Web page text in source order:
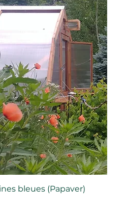
bleues (Papaver)